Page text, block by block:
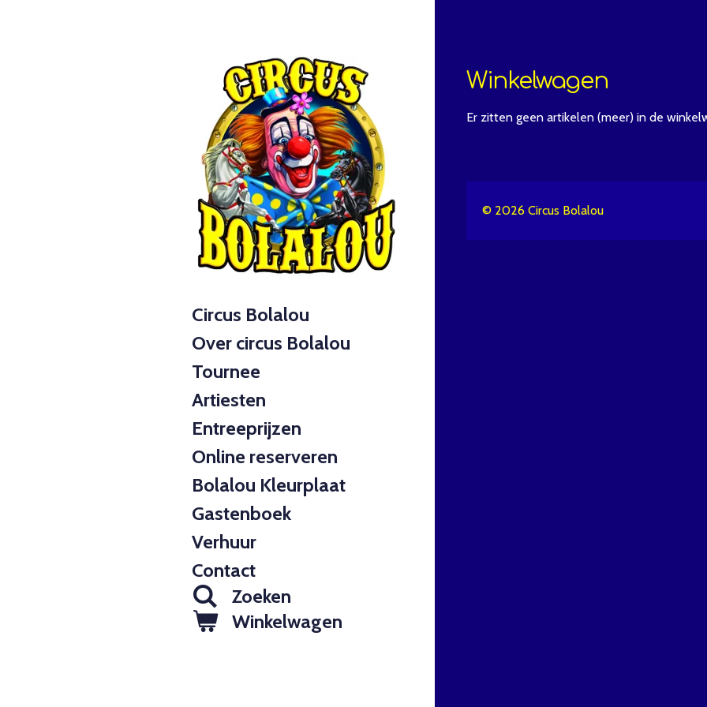
Winkelwagen
Er zitten geen artikelen (meer) in de
© 2026 Circus Bolalou
Circus Bolalou
Over circus Bolalou
Tournee
Artiesten
Entreeprijzen
Online reserveren
Bolalou Kleurplaat
Gastenboek
Verhuur
Contact
Zoeken
Winkelwagen